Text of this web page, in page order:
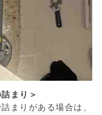
まり＞
まりがある場合は、